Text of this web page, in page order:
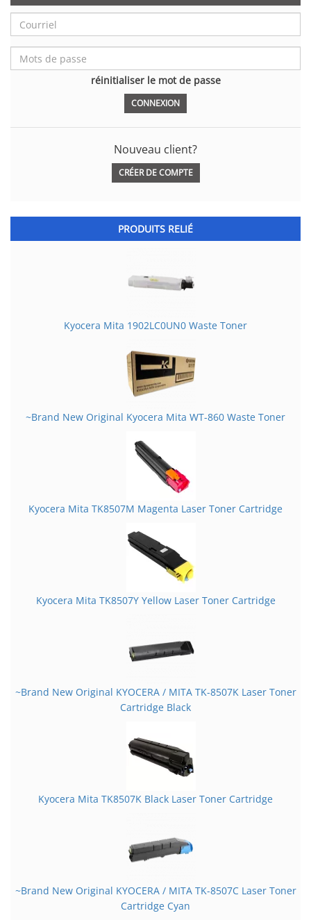
réinitialiser le mot de passe
Nouveau client?
CRÉER DE COMPTE
PRODUITS RELIÉ
Kyocera Mita 1902LC0UN0 Waste Toner
~Brand New Original Kyocera Mita WT-860 Waste Toner
Kyocera Mita TK8507M Magenta Laser Toner Cartridge
Kyocera Mita TK8507Y Yellow Laser Toner Cartridge
~Brand New Original KYOCERA / MITA TK-8507K Laser Toner
Cartridge Black
Kyocera Mita TK8507K Black Laser Toner Cartridge
~Brand New Original KYOCERA / MITA TK-8507C Laser Toner
Cartridge Cyan